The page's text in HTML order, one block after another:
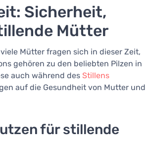
Sicherheit,
Mütter
Mütter fragen sich in dieser Zeit,
gehören zu den beliebten Pilzen in
auch während des Stillens
auf die Gesundheit von Mutter und
für stillende